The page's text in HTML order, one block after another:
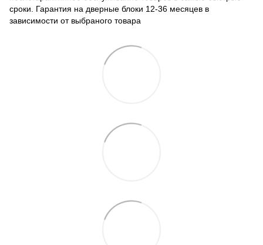
сроки. Гарантия на дверные блоки 12-36 месяцев в
зависимости от выбраного товара